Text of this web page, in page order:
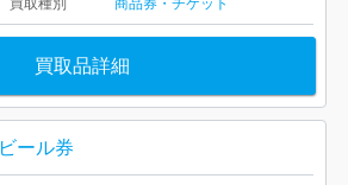
買取種別 商品券・チケット
買取品詳細
ビール券